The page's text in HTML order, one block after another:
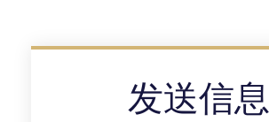
发送信息